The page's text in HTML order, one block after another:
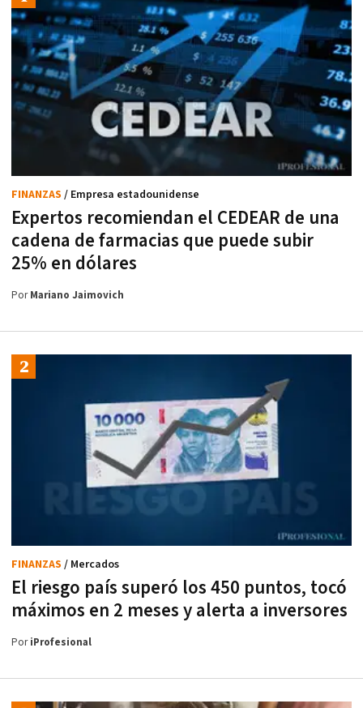
Expertos recomiendan el CEDEAR de una
cadena de farmacias que puede subir
25% en dólares
FINANZAS / Empresa estadounidense
PorMariano Jaimovich
El riesgo país superó los 450 puntos, tocó
máximos en 2 meses y alerta a inversores
FINANZAS / Mercados
PoriProfesional